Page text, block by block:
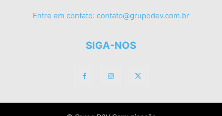
Entre em contato: contato@grupodev.com.br
SIGA-NOS